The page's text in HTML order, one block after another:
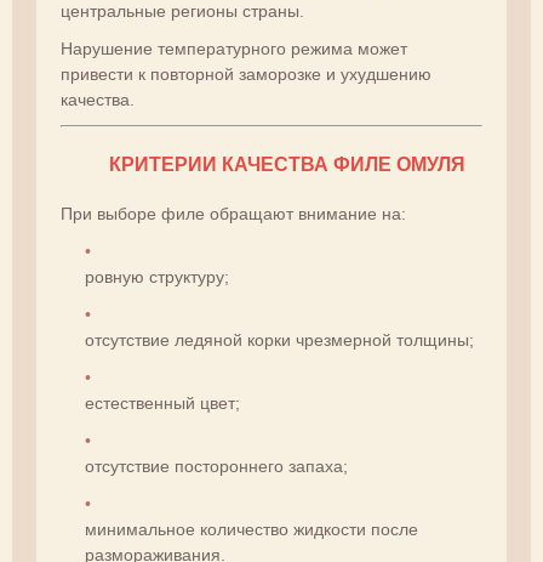
центральные регионы страны.
Нарушение температурного режима может
привести к повторной заморозке и ухудшению
качества.
КРИТЕРИИ КАЧЕСТВА ФИЛЕ ОМУЛЯ
При выборе филе обращают внимание на:
ровную структуру;
отсутствие ледяной корки чрезмерной толщины;
естественный цвет;
отсутствие постороннего запаха;
минимальное количество жидкости после
размораживания.